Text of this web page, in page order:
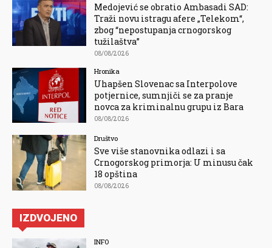
Medojević se obratio Ambasadi SAD:
Traži novu istragu afere „Telekom“,
zbog “nepostupanja crnogorskog
tužilaštva”
08/08/2026
Hronika
Uhapšen Slovenac sa Interpolove
potjernice, sumnjiči se za pranje
novca za kriminalnu grupu iz Bara
08/08/2026
Društvo
Sve više stanovnika odlazi i sa
Crnogorskog primorja: U minusu čak
18 opština
08/08/2026
IZDVOJENO
INFO